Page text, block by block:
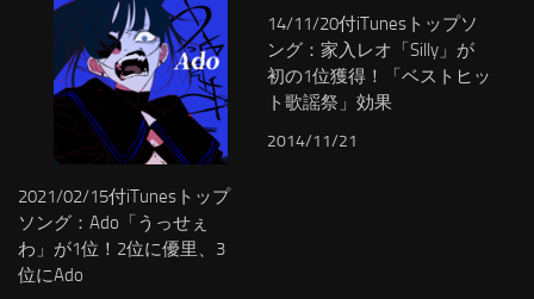
2021/02/15付iTunesトップ
ソング：Ado「うっせぇ
わ」が1位！2位に優里、3
位にAdo
14/11/20付iTunesトップソ
ング：家入レオ「Silly」が
初の1位獲得！「ベストヒッ
ト歌謡祭」効果
2014/11/21